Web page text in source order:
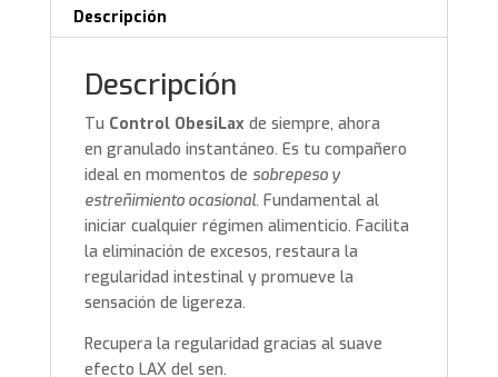
Descripción
Descripción
Tu Control ObesiLax de siempre, ahora
en granulado instantáneo. Es tu compañero
ideal en momentos de sobrepeso y
estreñimiento ocasional.Fundamental al
iniciar cualquier régimen alimenticio. Facilita
la eliminación de excesos, restaura la
regularidad intestinal y promueve la
sensación de ligereza.
Recupera la regularidad gracias al suave
efecto LAX del sen.